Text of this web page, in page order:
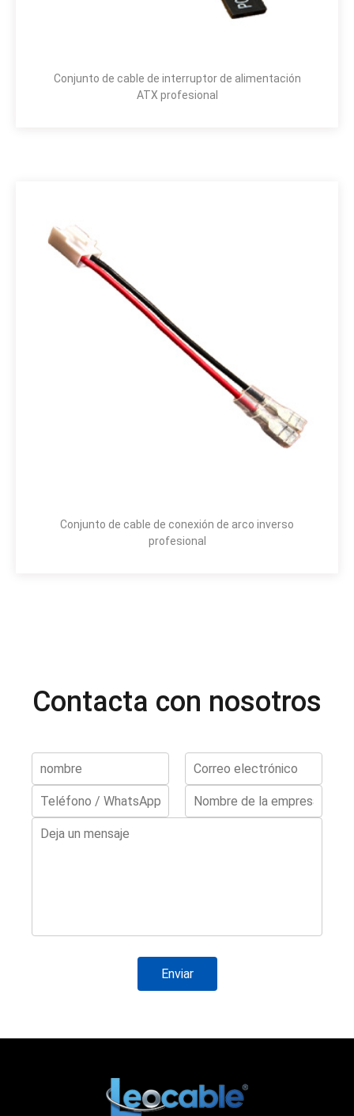
Conjunto de cable de interruptor de alimentación
ATX profesional
Conjunto de cable de conexión de arco inverso
profesional
Contacta con nosotros